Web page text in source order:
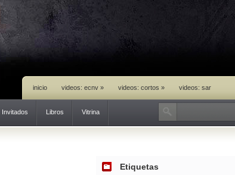
inicio videos: ecnv » videos: cortos » videos: sar
Invitados Libros Vitrina
Etiquetas